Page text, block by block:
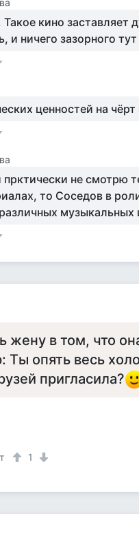
кино заставляет
и ничего зазорного тут
ценностей на
не смотрю
то Соседов в
музыкальных
жену в том, что
Ты опять весь
пригласила?
1